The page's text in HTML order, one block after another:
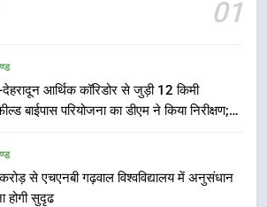
01
देहरादून आर्थिक कॉरिडोर से जुड़ी 12 किमी
बाईपास परियोजना का डीएम ने किया निरीक्षण;
मानकों से कोई समझौता नहींः डीएम
से एचएनबी गढ़वाल विश्वविद्यालय में अनुसंधान
होगी सुदृढ
मुख्यमंत्री पुष्कर सिंह धामी के दिशा-निर्देशों
गिरफ्तार
उत्तराखण्ड